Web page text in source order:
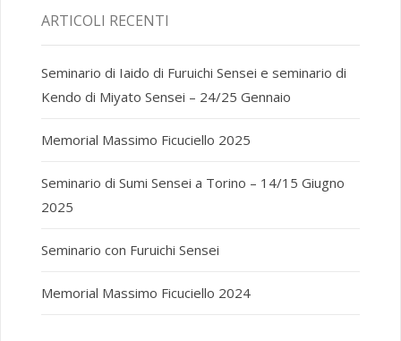
ARTICOLI RECENTI
Seminario di Iaido di Furuichi Sensei e seminario di
Kendo di Miyato Sensei – 24/25 Gennaio
Memorial Massimo Ficuciello 2025
Seminario di Sumi Sensei a Torino – 14/15 Giugno
2025
Seminario con Furuichi Sensei
Memorial Massimo Ficuciello 2024